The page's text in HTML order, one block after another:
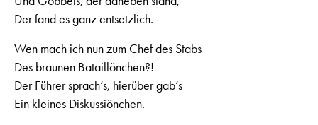
Der fand es ganz entsetzlich.
Wen mach ich nun zum Chef des Stabs
Des braunen Bataillönchen?!
Der Führer sprach’s, hierüber gab’s
Ein kleines Diskussiönchen.